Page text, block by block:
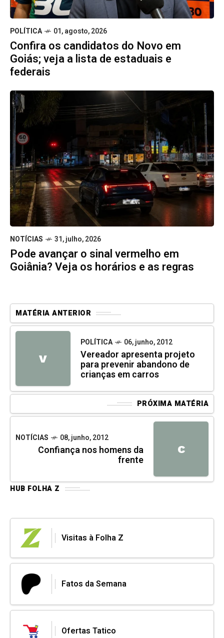
POLÍTICA 01, agosto, 2026
Confira os candidatos do Novo em
Goiás; veja a lista de estaduais e
federais
NOTÍCIAS 31, julho, 2026
Pode avançar o sinal vermelho em
Goiânia? Veja os horários e as regras
MATÉRIA ANTERIOR
V
POLÍTICA 06, junho, 2012
Vereador apresenta projeto
para prevenir abandono de
crianças em carros
PRÓXIMA MATÉRIA
C
NOTÍCIAS 08, junho, 2012
Confiança nos homens da
frente
HUB FOLHA Z
Visitas à Folha Z
Fatos da Semana
Ofertas Tatico